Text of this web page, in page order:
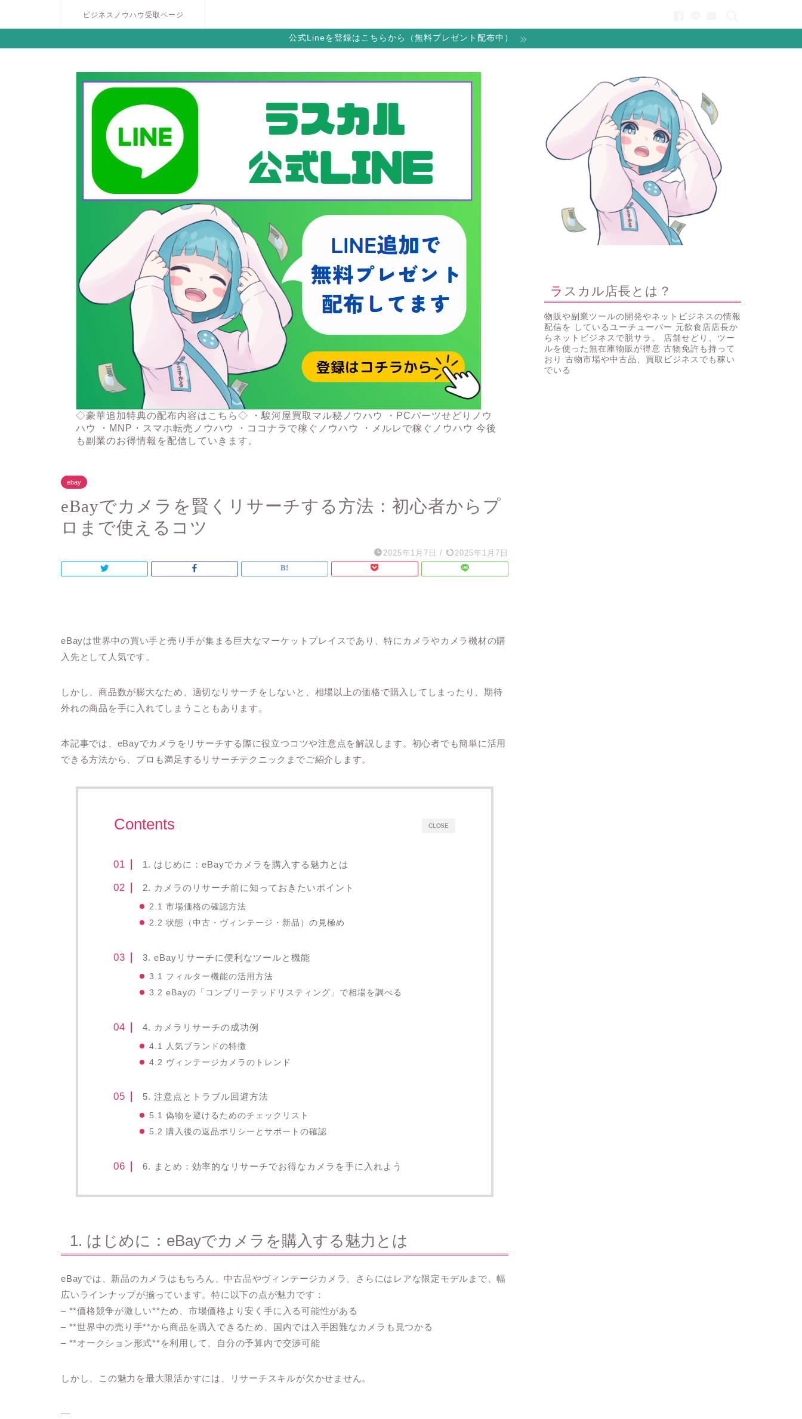
ビジネスノウハウ受取ページ
公式Lineを登録はこちらから（無料プレゼント配布中）
◇豪華追加特典の配布内容はこちら◇ ・駿河屋買取マル秘ノウハウ ・PCパーツせどりノウ
ハウ ・MNP・スマホ転売ノウハウ ・ココナラで稼ぐノウハウ ・メルレで稼ぐノウハウ 今後
も副業のお得情報を配信していきます。
ebay
eBayでカメラを賢くリサーチする方法：初心者からプ
ロまで使えるコツ
2025年1月7日 / 2025年1月7日
eBayは世界中の買い手と売り手が集まる巨大なマーケットプレイスであり、特にカメラやカメラ機材の購
入先として人気です。
しかし、商品数が膨大なため、適切なリサーチをしないと、相場以上の価格で購入してしまったり、期待
外れの商品を手に入れてしまうこともあります。
本記事では、eBayでカメラをリサーチする際に役立つコツや注意点を解説します。初心者でも簡単に活用
できる方法から、プロも満足するリサーチテクニックまでご紹介します。
CLOSE
Contents
1. はじめに：eBayでカメラを購入する魅力とは
2. カメラのリサーチ前に知っておきたいポイント
2.1 市場価格の確認方法
2.2 状態（中古・ヴィンテージ・新品）の見極め
3. eBayリサーチに便利なツールと機能
3.1 フィルター機能の活用方法
3.2 eBayの「コンプリーテッドリスティング」で相場を調べる
4. カメラリサーチの成功例
4.1 人気ブランドの特徴
4.2 ヴィンテージカメラのトレンド
5. 注意点とトラブル回避方法
5.1 偽物を避けるためのチェックリスト
5.2 購入後の返品ポリシーとサポートの確認
6. まとめ：効率的なリサーチでお得なカメラを手に入れよう
1. はじめに：eBayでカメラを購入する魅力とは
eBayでは、新品のカメラはもちろん、中古品やヴィンテージカメラ、さらにはレアな限定モデルまで、幅
広いラインナップが揃っています。特に以下の点が魅力です：
– **価格競争が激しい**ため、市場価格より安く手に入る可能性がある
– **世界中の売り手**から商品を購入できるため、国内では入手困難なカメラも見つかる
– **オークション形式**を利用して、自分の予算内で交渉可能
しかし、この魅力を最大限活かすには、リサーチスキルが欠かせません。
—
ラスカル店長とは？
物販や副業ツールの開発やネットビジネスの情報
配信を しているユーチューバー 元飲食店店長か
らネットビジネスで脱サラ。 店舗せどり、ツー
ルを使った無在庫物販が得意 古物免許も持って
おり 古物市場や中古品、買取ビジネスでも稼い
でいる